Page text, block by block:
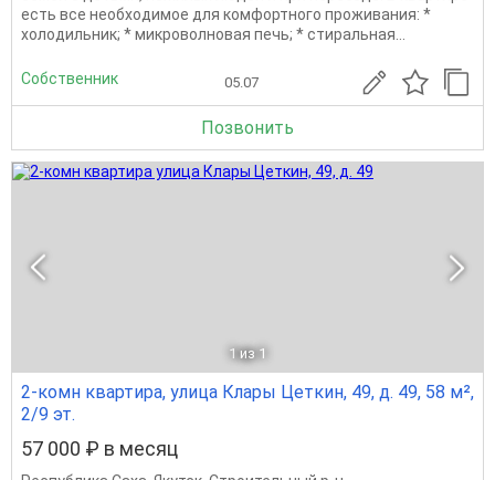
есть все необходимое для комфортного проживания: *
холодильник; * микроволновая печь; * стиральная...
Собственник 05.07
Позвонить
1 из 1
2-комн квартира, улица Клары Цеткин, 49, д. 49, 58 м²,
2/9 эт.
57 000 ₽ в месяц